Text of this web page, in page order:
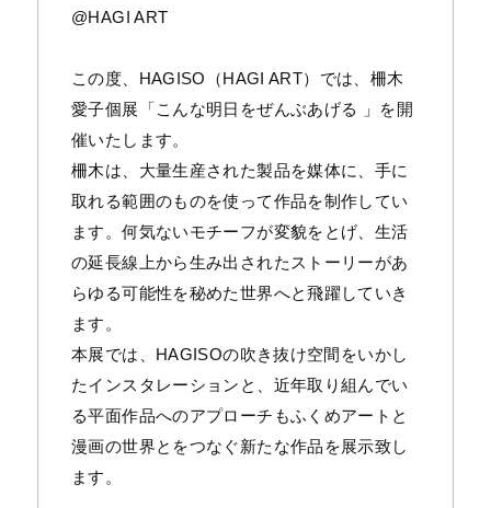
@HAGI ART
この度、HAGISO（HAGI ART）では、柵木
愛子個展「こんな明日をぜんぶあげる 」を開
催いたします。
柵木は、大量生産された製品を媒体に、手に
取れる範囲のものを使って作品を制作してい
ます。何気ないモチーフが変貌をとげ、生活
の延長線上から生み出されたストーリーがあ
らゆる可能性を秘めた世界へと飛躍していき
ます。
本展では、HAGISOの吹き抜け空間をいかし
たインスタレーションと、近年取り組んでい
る平面作品へのアプローチもふくめアートと
漫画の世界とをつなぐ新たな作品を展示致し
ます。